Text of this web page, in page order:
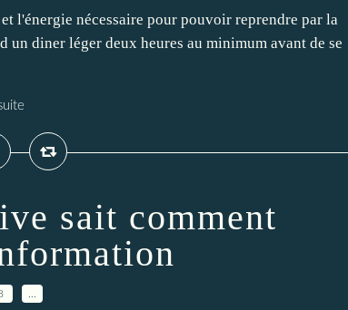
l'énergie nécessaire pour pouvoir reprendre par la
diner léger deux heures au minimum avant de se
sait comment